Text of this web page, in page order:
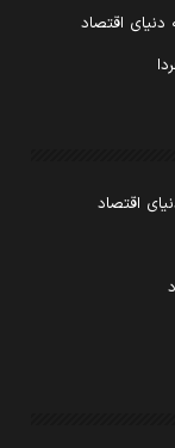
دنیای اقتصاد
اقتصاد